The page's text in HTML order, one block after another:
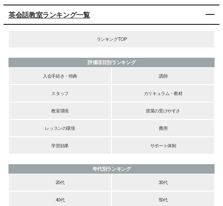
英会話教室ランキング一覧
ランキングTOP
評価項目別ランキング
入会手続き・特典
講師
スタッフ カリキュラム・教材
教室環境 授業の受けやすさ
レッスンの環境 費用
学習効果 サポート体制
年代別ランキング
20代
30代
40代 50代